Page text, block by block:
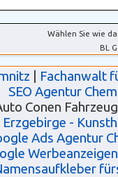
Wählen Sie wie
BL
Fachanwalt
SEO Agentur
Conen
Erzgebirge -
Ads Agentur